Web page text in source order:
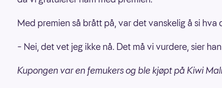
Med premien så brått på, var det vanskelig å si hva
– Nei, det vet jeg ikke nå. Det må vi vurdere, sier han
Kupongen var en femukers og ble kjøpt på Kiwi